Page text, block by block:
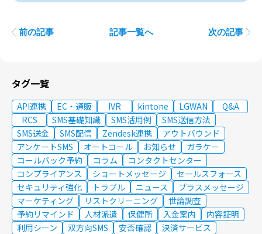
前の記事 記事一覧へ 次の記事
タグ一覧
API連携 EC・通販 IVR kintone LGWAN
Q&A
RCS
SMS基礎知識 SMS活用例
SMS送信方法
SMS送金
SMS配信 Zendesk連携
アウトバウンド
アンケートSMS
オートコール お知らせ
ガラケー
コールバック予約
コラム
コンタクトセンター
コンプライアンス
ショートメッセージ
セールスフォース
セキュリティ強化
トラブル ニュース
プラスメッセージ
マーケティング
リストクリーニング
世論調査
予約リマインド
人材派遣 保健所 入金案内
内容証明
利用シーン
双方向SMS 安否確認
決済サービス